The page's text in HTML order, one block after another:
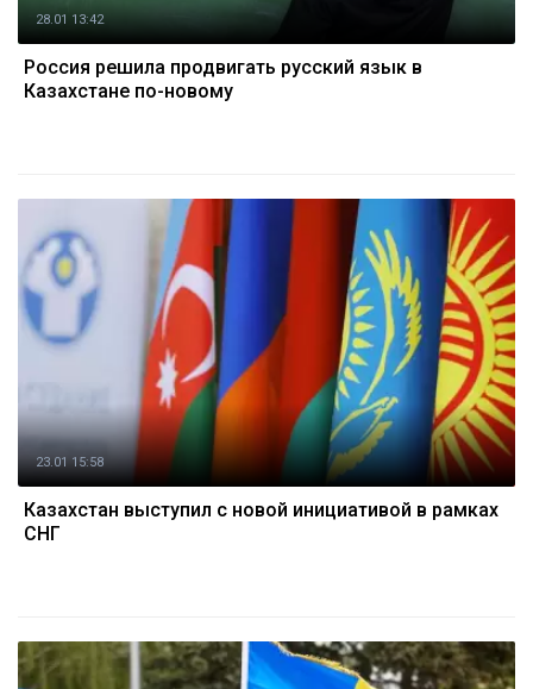
28.01 13:42
Россия решила продвигать русский язык в
Казахстане по-новому
23.01 15:58
Казахстан выступил с новой инициативой в рамках
СНГ